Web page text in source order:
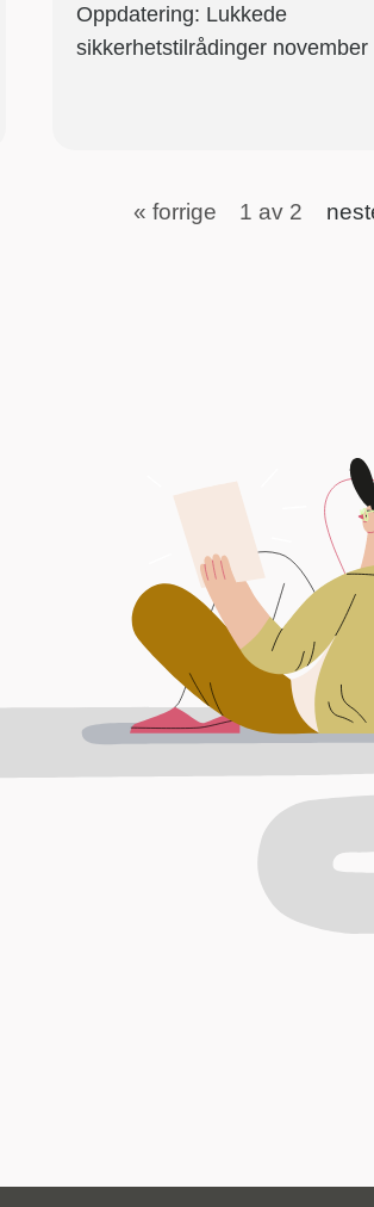
Oppdatering: Lukkede
sikkerhetstilrådinger november
« forrige 1 av 2